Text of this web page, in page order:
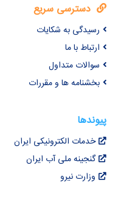
دسترسی سریع
رسیدگی به شکایات
ارتباط با ما
سوالات متداول
بخشنامه ها و مقررات
پیوندها
خدمات الکترونیکی ایران
گنجینه ملی آب ایران
وزارت نیرو